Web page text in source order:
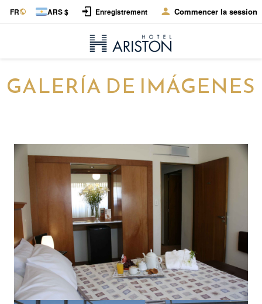
FR ARS $ Enregistrement Commencer la session
GALERÍA DE IMÁGENES